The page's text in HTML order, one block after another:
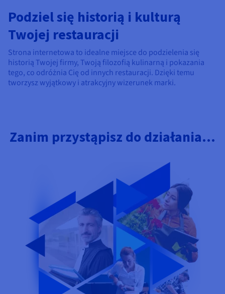
Podziel się historią i kulturą
Twojej restauracji
Strona internetowa to idealne miejsce do podzielenia się
historią Twojej firmy, Twoją filozofią kulinarną i pokazania
tego, co odróżnia Cię od innych restauracji. Dzięki temu
tworzysz wyjątkowy i atrakcyjny wizerunek marki.
Zanim przystąpisz do działania...